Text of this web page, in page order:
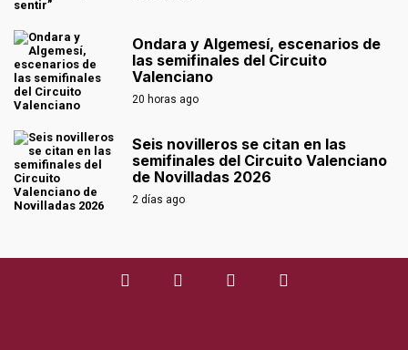
Ondara y Algemesí, escenarios de
las semifinales del Circuito
Valenciano
20 horas ago
Seis novilleros se citan en las
semifinales del Circuito Valenciano
de Novilladas 2026
2 días ago